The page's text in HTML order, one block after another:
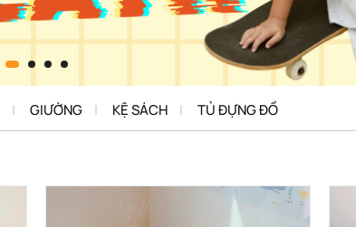
GIƯỜNG KỆ SÁCH TỦ ĐỰNG ĐỒ